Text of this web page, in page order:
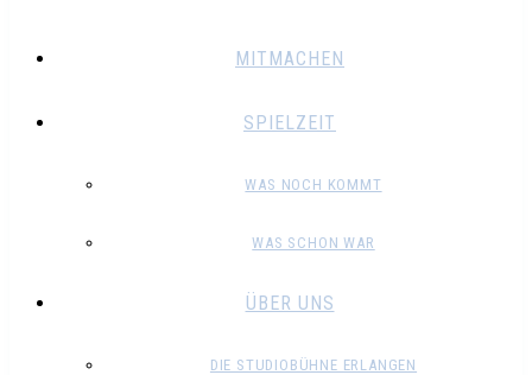
MITMACHEN
SPIELZEIT
WAS NOCH KOMMT
WAS SCHON WAR
ÜBER UNS
DIE STUDIOBÜHNE ERLANGEN